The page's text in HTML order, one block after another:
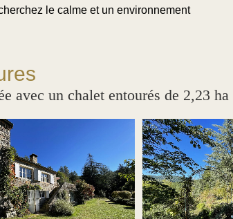
le calme et un environnement
un chalet entourés de 2,23 ha